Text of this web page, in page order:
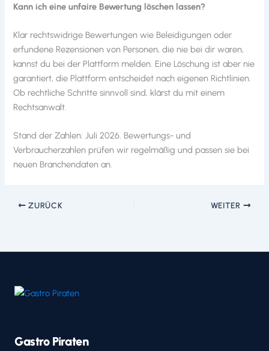
Kann ich eine unfaire Bewertung löschen lassen?
Klar rechtswidrige Bewertungen wie Beleidigungen oder
erfundene Rezensionen von Personen, die nie bei dir waren,
kannst du bei der Plattform melden. Eine Löschung ist aber nie
garantiert, die Plattform entscheidet nach eigenen Richtlinien.
Ob rechtliche Schritte sinnvoll sind, klärst du mit einem
Rechtsanwalt.
Stand der Zahlen: Juli 2026. Bewertungs- und
Verbraucherzahlen prüfen wir regelmäßig und passen sie bei
neuen Branchendaten an.
ZURÜCK WEITER
Gastro Piraten